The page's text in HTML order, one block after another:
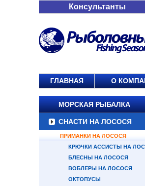
Консультанты
ГЛАВНАЯ О
МОРСКАЯ РЫБАЛКА
СНАСТИ НА ЛОСОСЯ
ПРИМАНКИ НА ЛОСОСЯ
КРЮЧКИ АССИСТЫ НА
БЛЕСНЫ НА ЛОСОСЯ
ВОБЛЕРЫ НА ЛОСОСЯ
ОКТОПУСЫ